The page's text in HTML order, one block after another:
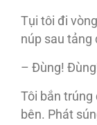
Tụi tôi đi
núp sau tảng
– Đùng!
Tôi bắn trúng
bên. Phát